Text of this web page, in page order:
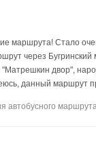
маршрута! Стало
через
двор",
данный маршрут
автобусного